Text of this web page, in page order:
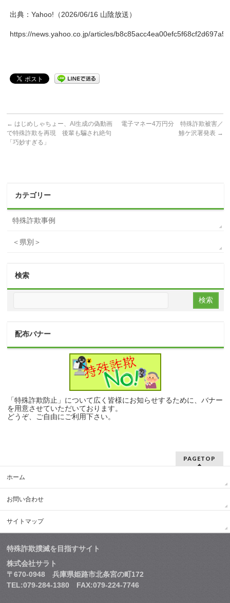
出典：Yahoo!（2026/06/16 山陰放送）
https://news.yahoo.co.jp/articles/
← はじめしゃちょー、AI生成の偽動画
で特殊詐欺を再現 後輩も騙され絶句
「巧妙すぎる」
電子マネー4万円分 特殊詐欺被害／
鯵ケ沢署発表 →
カテゴリー
特殊詐欺事例
＜県別＞
検索
配布バナー
「特殊詐欺防止」について広く皆様にお知らせするために、バナー
を用意させていただいております。
どうぞ、ご自由にご利用下さい。
PAGETOP
ホーム
お問い合わせ
サイトマップ
特殊詐欺撲滅を目指すサイト
株式会社サラト
〒670-0948 兵庫県姫路市北条宮の町172
TEL:079-284-1380 FAX:079-224-7746